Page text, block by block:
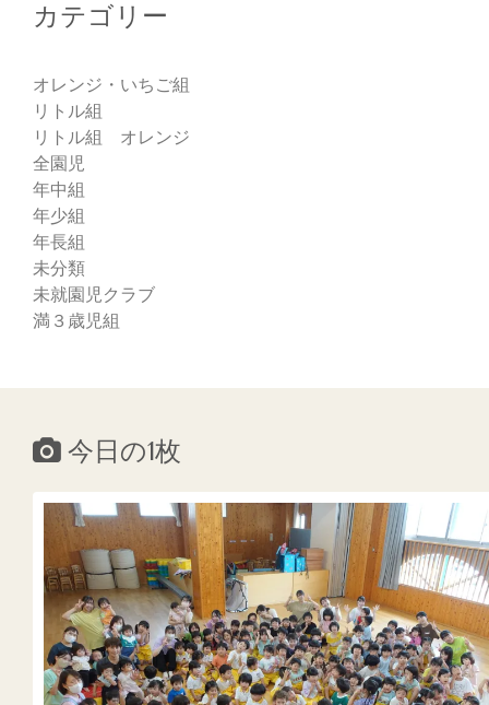
カテゴリー
オレンジ・いちご組
リトル組
リトル組 オレンジ
全園児
年中組
年少組
年長組
未分類
未就園児クラブ
満３歳児組
今日の1枚